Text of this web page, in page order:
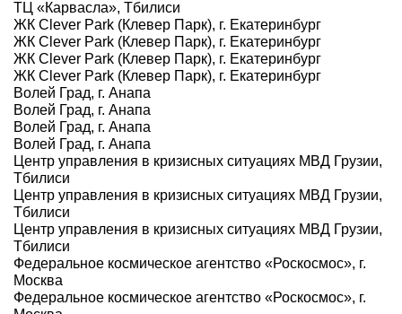
ТЦ «Карвасла», Тбилиси
ЖК Clever Park (Клевер Парк), г. Екатеринбург
ЖК Clever Park (Клевер Парк), г. Екатеринбург
ЖК Clever Park (Клевер Парк), г. Екатеринбург
ЖК Clever Park (Клевер Парк), г. Екатеринбург
Волей Град, г. Анапа
Волей Град, г. Анапа
Волей Град, г. Анапа
Волей Град, г. Анапа
Центр управления в кризисных ситуациях МВД Грузии,
Тбилиси
Центр управления в кризисных ситуациях МВД Грузии,
Тбилиси
Центр управления в кризисных ситуациях МВД Грузии,
Тбилиси
Федеральное космическое агентство «Роскосмос», г.
Москва
Федеральное космическое агентство «Роскосмос», г.